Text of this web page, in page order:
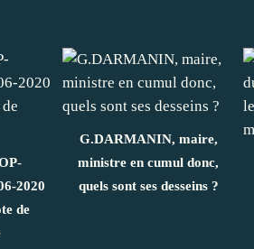
2020
de
G.DARMANIN, maire,
ministre en cumul donc,
quels sont ses desseins ?